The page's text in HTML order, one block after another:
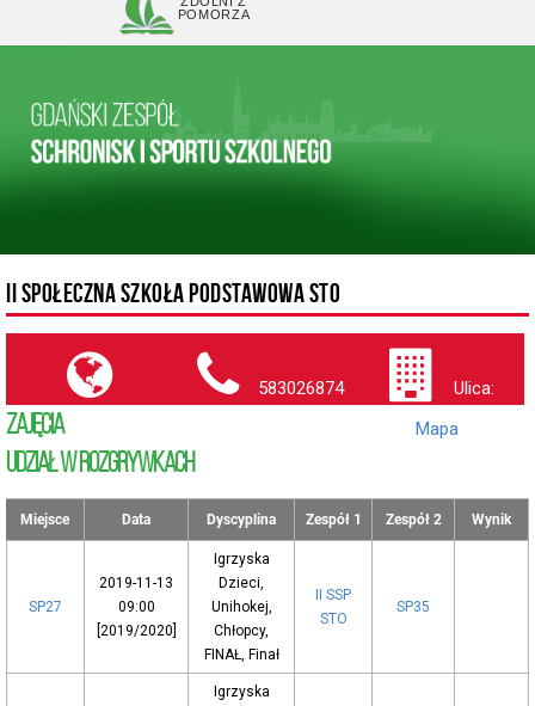
POMORZA
II SPOŁECZNA SZKOŁA PODSTAWOWA STO
583026874
Ulica:
(Mapa
ZAJĘCIA
UDZIAŁ W ROZGRYWKACH
Miejsce Data Dyscyplina Zespół 1 Zespół 2 Wynik
SP27
2019-11-13
09:00
[2019/2020]
Igrzyska
Dzieci,
Unihokej,
Chłopcy,
FINAŁ, Finał
II SSP
STO
SP35
Igrzyska